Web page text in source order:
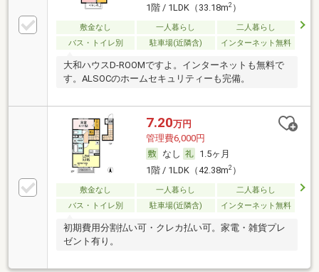
1階 / 1LDK（33.18m2）
敷金なし 一人暮らし
二人暮らし
バス・トイレ別
駐車場(近隣含) インターネット無料
大和ハウスD-ROOMですよ。インターネットも無料で
す。ALSOCのホームセキュリティーも完備。
7.20万円
管理費6,000円
なし
1.5ヶ月
1階 / 1LDK（42.38m2）
敷金なし 一人暮らし
二人暮らし
バス・トイレ別
駐車場(近隣含) インターネット無料
初期費用分割払い可・クレカ払い可。家電・雑貨プレ
ゼント有り。